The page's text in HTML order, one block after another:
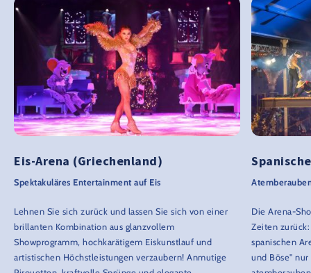
Eis-Arena (Griechenland)
Spektakuläres Entertainment auf Eis
Lehnen Sie sich zurück und lassen Sie sich von einer
brillanten Kombination aus glanzvollem
Showprogramm, hochkarätigem Eiskunstlauf und
artistischen Höchstleistungen verzaubern! Anmutige
Die Arena-
Zeiten
spanischen
und Böse"